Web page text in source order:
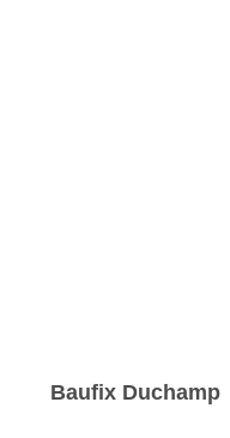
Baufix Duchamp